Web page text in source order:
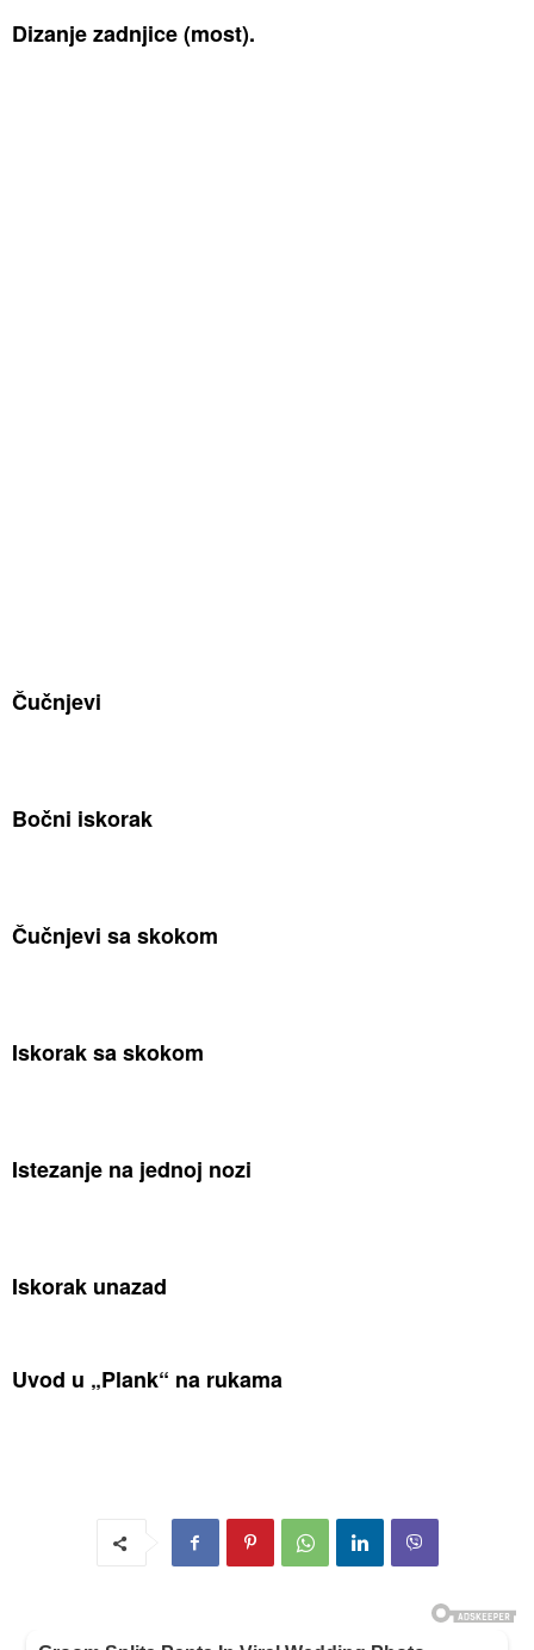
Dizanje zadnjice (most).
Čučnjevi
Bočni iskorak
Čučnjevi sa skokom
Iskorak sa skokom
Istezanje na jednoj nozi
Iskorak unazad
Uvod u „Plank“ na rukama